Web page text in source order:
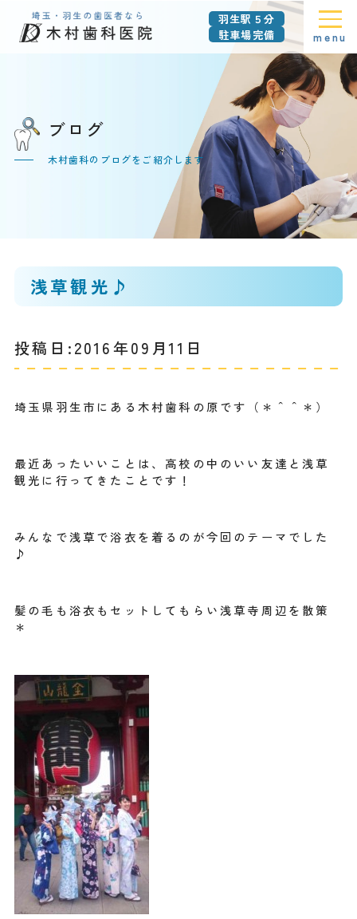
羽生駅５分
駐車場完備
menu
ブログ
木村歯科のブログをご紹介します
浅草観光♪
投稿日:2016年09月11日
埼玉県羽生市にある木村歯科の原です（＊＾＾＊）
最近あったいいことは、高校の中のいい友達と浅草
観光に行ってきたことです！
みんなで浅草で浴衣を着るのが今回のテーマでした
♪
髪の毛も浴衣もセットしてもらい浅草寺周辺を散策
＊